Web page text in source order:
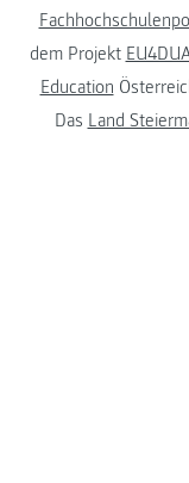
dem Projekt
Education
Das Land